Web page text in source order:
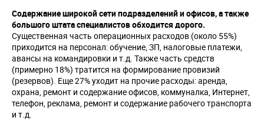
Содержание широкой сети подразделений и офисов, а также
большого штата специалистов обходится дорого.
Существенная часть операционных расходов (около 55%)
приходится на персонал: обучение, ЗП, налоговые платежи,
авансы на командировки и т.д. Также часть средств
(примерно 18%) тратится на формирование провизий
(резервов). Еще 27% уходит на прочие расходы: аренда,
охрана, ремонт и содержание офисов, коммуналка, Интернет,
телефон, реклама, ремонт и содержание рабочего транспорта
и т.д.